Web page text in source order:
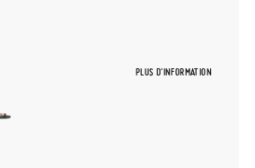
PLUS D'INFORMATION